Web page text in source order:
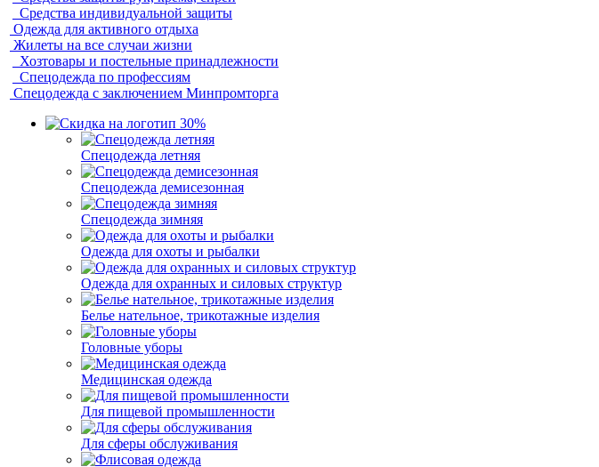
Средства индивидуальной защиты
Одежда для активного отдыха
Жилеты на все случаи жизни
Хозтовары и постельные принадлежности
Спецодежда по профессиям
Спецодежда с заключением Минпромторга
Спецодежда летняя
Спецодежда демисезонная
Спецодежда зимняя
Одежда для охоты и рыбалки
Одежда для охранных и силовых структур
Белье нательное, трикотажные изделия
Головные уборы
Медицинская одежда
Для пищевой промышленности
Для сферы обслуживания